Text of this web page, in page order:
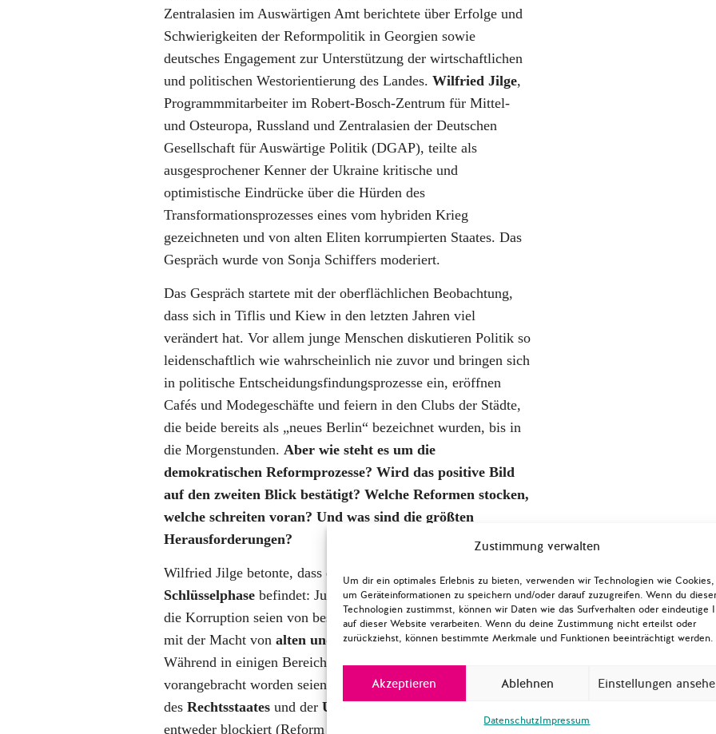
Zustimmung verwalten
Um dir ein optimales Erlebnis zu bieten, verwenden wir Technologien wie Cookies,
um Geräteinformationen zu speichern und/oder darauf zuzugreifen. Wenn du
Technologien zustimmst, können wir Daten wie das Surfverhalten oder eindeutige
auf dieser Website verarbeiten. Wenn du deine Zustimmung nicht erteilst oder
zurückziehst, können bestimmte Merkmale und Funktionen beeinträchtigt werden.
Akzeptieren Ablehnen Einstellungen
DatenschutzImpressum
Zentralasien im Auswärtigen Amt berichtete über Erfolge und
Schwierigkeiten der Reformpolitik in Georgien sowie
deutsches Engagement zur Unterstützung der wirtschaftlichen
und politischen Westorientierung des Landes. Wilfried Jilge,
Programmmitarbeiter im Robert-Bosch-Zentrum für Mittel-
und Osteuropa, Russland und Zentralasien der Deutschen
Gesellschaft für Auswärtige Politik (DGAP), teilte als
ausgesprochener Kenner der Ukraine kritische und
optimistische Eindrücke über die Hürden des
Transformationsprozesses eines vom hybriden Krieg
gezeichneten und von alten Eliten korrumpierten Staates. Das
Gespräch wurde von Sonja Schiffers moderiert.
Das Gespräch startete mit der oberflächlichen Beobachtung,
dass sich in Tiflis und Kiew in den letzten Jahren viel
verändert hat. Vor allem junge Menschen diskutieren Politik so
leidenschaftlich wie wahrscheinlich nie zuvor und bringen sich
in politische Entscheidungsfindungsprozesse ein, eröffnen
Cafés und Modegeschäfte und feiern in den Clubs der Städte,
die beide bereits als „neues Berlin“ bezeichnet wurden, bis in
die Morgenstunden. Aber wie steht es um die
demokratischen Reformprozesse? Wird das positive Bild
auf den zweiten Blick bestätigt? Welche Reformen stocken,
welche schreiten voran? Und was sind die größten
Herausforderungen?
Wilfried Jilge betonte, dass dieUkraine
sich in einer
Schlüsselphase befindet: Justizreform und der Kampf gegen
die Korruption seien von besonderer Bedeutung, da sie direkt
mit der Macht von alten und neuen Elitenzusammenhingen.
Während in einigen Bereichen bereits wichtige Veränderungen
vorangebracht worden seien, würden Reformen zur Stärkung
des Rechtsstaates und der Unabhängigkeit der Justiz
entweder blockiert (Reform der Staatsanwaltschaft) oder nicht